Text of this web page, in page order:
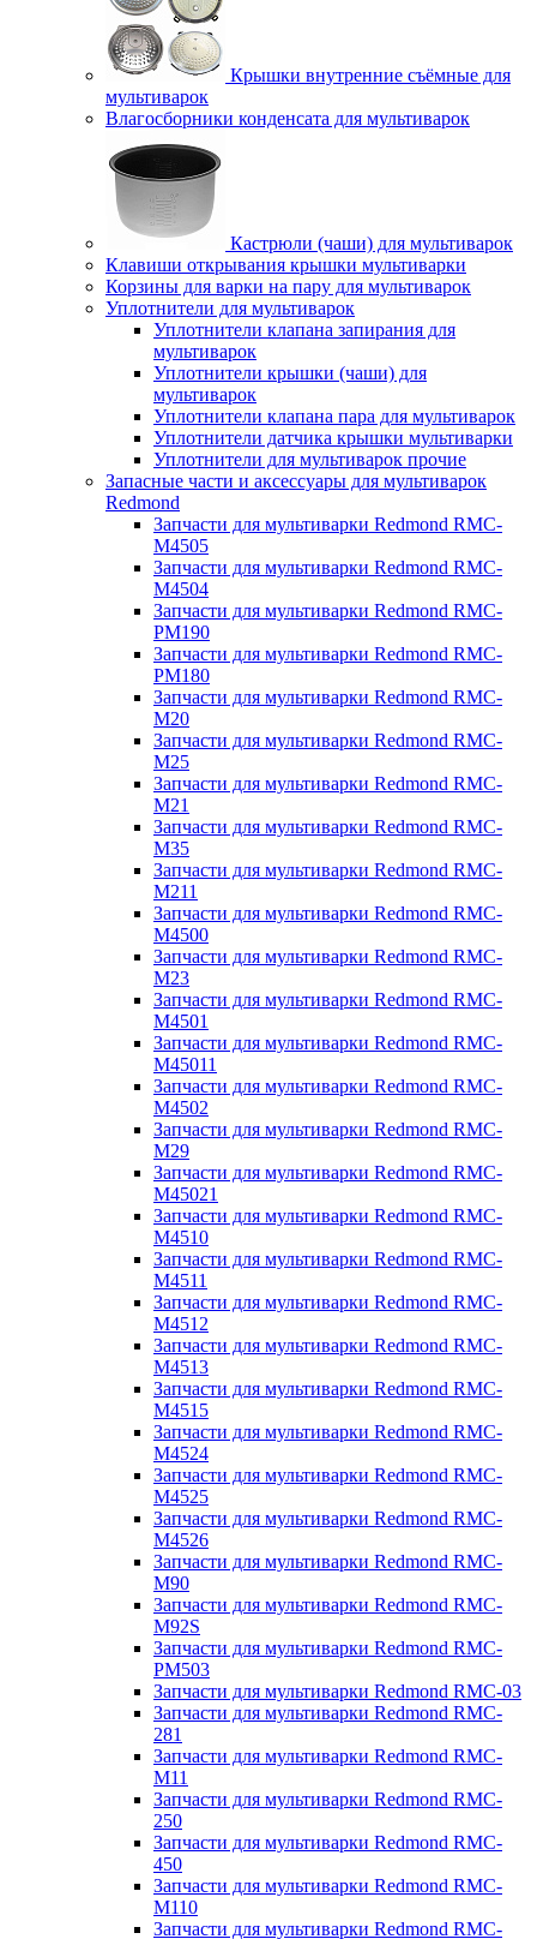
Крышки внутренние съёмные для
мультиварок
Влагосборники конденсата для мультиварок
Кастрюли (чаши) для мультиварок
Клавиши открывания крышки мультиварки
Корзины для варки на пару для мультиварок
Уплотнители для мультиварок
Уплотнители клапана запирания для
мультиварок
Уплотнители крышки (чаши) для
мультиварок
Уплотнители клапана пара для мультиварок
Уплотнители датчика крышки мультиварки
Уплотнители для мультиварок прочие
Запасные части и аксессуары для мультиварок
Redmond
Запчасти для мультиварки Redmond RMC-
M4505
Запчасти для мультиварки Redmond RMC-
M4504
Запчасти для мультиварки Redmond RMC-
PM190
Запчасти для мультиварки Redmond RMC-
PM180
Запчасти для мультиварки Redmond RMC-
M20
Запчасти для мультиварки Redmond RMC-
M25
Запчасти для мультиварки Redmond RMC-
M21
Запчасти для мультиварки Redmond RMC-
M35
Запчасти для мультиварки Redmond RMC-
M211
Запчасти для мультиварки Redmond RMC-
M4500
Запчасти для мультиварки Redmond RMC-
M23
Запчасти для мультиварки Redmond RMC-
M4501
Запчасти для мультиварки Redmond RMC-
M45011
Запчасти для мультиварки Redmond RMC-
M4502
Запчасти для мультиварки Redmond RMC-
M29
Запчасти для мультиварки Redmond RMC-
M45021
Запчасти для мультиварки Redmond RMC-
M4510
Запчасти для мультиварки Redmond RMC-
M4511
Запчасти для мультиварки Redmond RMC-
M4512
Запчасти для мультиварки Redmond RMC-
M4513
Запчасти для мультиварки Redmond RMC-
M4515
Запчасти для мультиварки Redmond RMC-
M4524
Запчасти для мультиварки Redmond RMC-
M4525
Запчасти для мультиварки Redmond RMC-
M4526
Запчасти для мультиварки Redmond RMC-
M90
Запчасти для мультиварки Redmond RMC-
M92S
Запчасти для мультиварки Redmond RMC-
PM503
Запчасти для мультиварки Redmond RMC-03
Запчасти для мультиварки Redmond RMC-
281
Запчасти для мультиварки Redmond RMC-
M11
Запчасти для мультиварки Redmond RMC-
250
Запчасти для мультиварки Redmond RMC-
450
Запчасти для мультиварки Redmond RMC-
M110
Запчасти для мультиварки Redmond RMC-